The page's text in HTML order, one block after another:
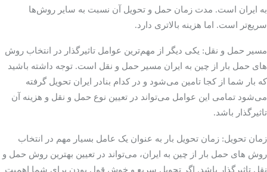
به ایران است‌. مدت زمان حمل و تحویل آن نسبت به سایر روش‌ها
سریع‌تر است. اما هزینه بالاتری دارد.
مسیر حمل و نقل: یکی دیگر از مهم‌ترین عوامل تاثیرگذار در انتخاب روش
‌های حمل بار از چین به ایران مسیر حمل و نقل است. توجه داشته باشید
که بار شما از کجا تامین می‌شود و در کدام بنادر ایران تحویل گرفته
می‌شود تمامی این عوامل می‌تواند در تعیین نوع حمل و نقل و هزینه آن
تاثیرگذار باشد.
زمان تحویل: زمان تحویل بار به عنوان یک عامل بسیار مهم در انتخاب
روش‌ های حمل بار از چین به ایران، می‌تواند در تعیین بهترین روش حمل و
نقل تاثیرگذار باشد. اگر تحویل سریع و خوش قول بودن برای شما اهمیت